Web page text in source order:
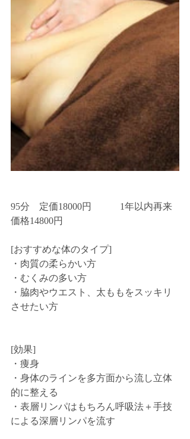
95分　定価18000円　　　1年以内再来
価格14800円
[おすすめな体のタイプ]
・肉質の柔らかい方
・むくみの多い方
・脇肉やウエスト、太ももをスッキリ
させたい方
[効果]
・痩身
・身体のラインを多方面から流し立体
的に整える
・表層リンパはもちろん呼吸法＋手技
による深層リンパを流す